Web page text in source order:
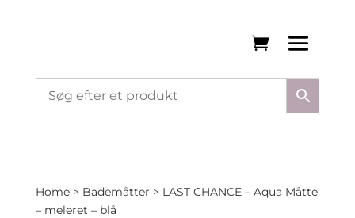
Home> Bademåtter > LAST CHANCE – Aqua Måtte
– meleret – blå